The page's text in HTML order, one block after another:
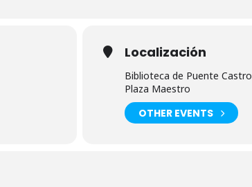
Localización
Biblioteca de Puente Castro
Plaza Maestro
OTHER EVENTS